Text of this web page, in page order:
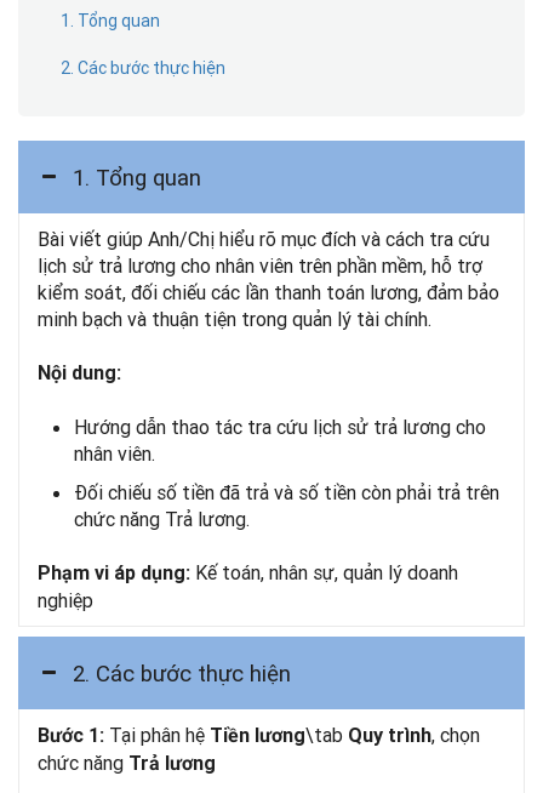
1. Tổng quan
2. Các bước thực hiện
1. Tổng quan
Bài viết giúp Anh/Chị hiểu rõ mục đích và cách tra cứu
lịch sử trả lương cho nhân viên trên phần mềm, hỗ trợ
kiểm soát, đối chiếu các lần thanh toán lương, đảm bảo
minh bạch và thuận tiện trong quản lý tài chính.
Nội dung:
Hướng dẫn thao tác tra cứu lịch sử trả lương cho
nhân viên.
Đối chiếu số tiền đã trả và số tiền còn phải trả trên
chức năng Trả lương.
Phạm vi áp dụng: Kế toán, nhân sự, quản lý doanh
nghiệp
2. Các bước thực hiện
Bước 1: Tại phân hệ Tiền lương\tab Quy trình, chọn
chức năng Trả lương